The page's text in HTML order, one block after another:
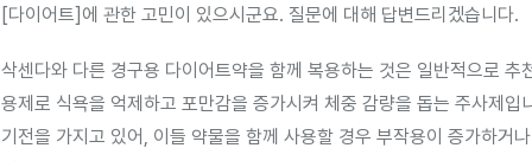
[다이어트]에 관한 고민이 있으시군요. 질문에 대해 답변드리겠습니다.
삭센다와 다른 경구용 다이어트약을 함께 복용하는 것은 일반적으로
용제로 식욕을 억제하고 포만감을 증가시켜 체중 감량을 돕는 주사제
기전을 가지고 있어, 이들 약물을 함께 사용할 경우 부작용이 증가하거